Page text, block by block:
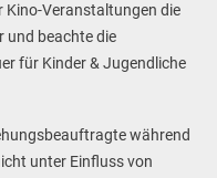
Kino-Veranstaltungen die
und beachte die
für Kinder & Jugendliche
während
unter Einfluss von